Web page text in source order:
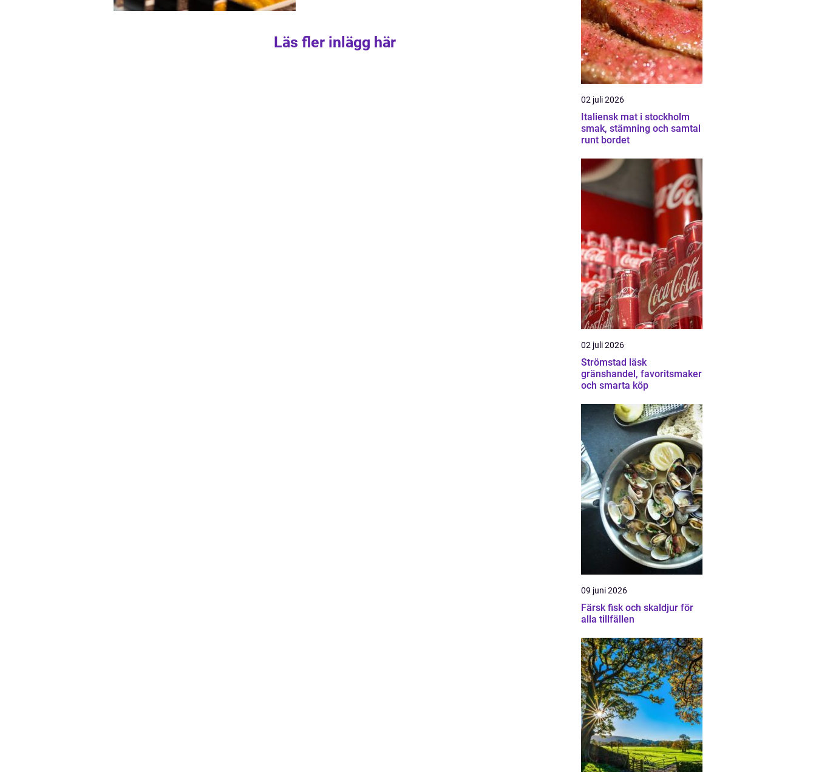
Läs fler inlägg här
02 juli 2026
Italiensk mat i stockholm
smak, stämning och samtal
runt bordet
02 juli 2026
Strömstad läsk
gränshandel, favoritsmaker
och smarta köp
09 juni 2026
Färsk fisk och skaldjur för
alla tillfällen